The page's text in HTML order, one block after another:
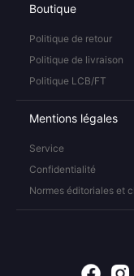
Boutique
Politique de retour
Politique de livraison
Politique LCB/FT
Mentions légales
Service
Confidentialité
Normes éditoriales et